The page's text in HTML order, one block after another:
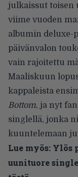
julkaissut toisen
viime vuoden
albumin deluxe-
päivänvalon
vain rajoitettu
Maaliskuun
kappaleista
Bottom, ja nyt
singlellä, jonka
kuuntelemaan
Lue myös: Ylös
uunituore